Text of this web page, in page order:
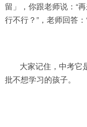
留」，你跟老师说：“
行不行？”，老师回答：
大家记住，中考它
批不想学习的孩子。